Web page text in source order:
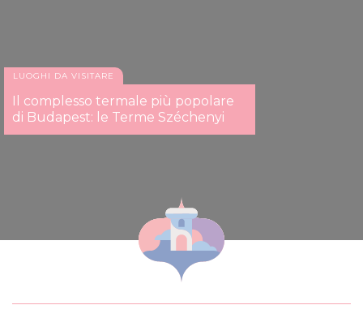
LUOGHI DA VISITARE
Il complesso termale più popolare
di Budapest: le Terme Széchenyi